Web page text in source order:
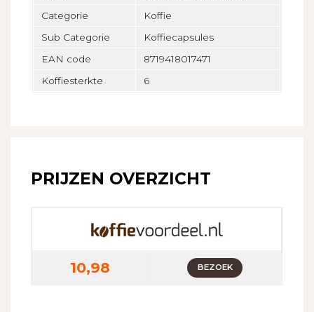
Categorie
Koffie
Sub Categorie
Koffiecapsules
EAN code
8719418017471
Koffiesterkte
6
PRIJZEN OVERZICHT
10,98 BEZOEK